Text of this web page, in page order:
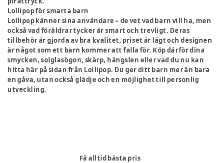
Lollipop för smarta barn
Lollipop känner sina användare – de vet vad barn vill ha, men
också vad föräldrar tycker är smart och trevligt. Deras
tillbehör är gjorda av bra kvalitet, priset är lågt och designen
är något som ett barn kommer att falla för. Köp därför dina
smycken, solglasögon, skärp, hängslen eller vad du nu kan
hitta här på sidan från Lollipop. Du ger ditt barn mer än bara
en gåva, utan också glädje och en möjlighet till personlig
utveckling.
Få alltid bästa pris